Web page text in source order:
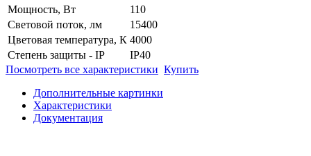
Мощность, Вт
110
Световой поток, лм
15400
Цветовая температура, К 4000
Степень защиты - IP
IP40
Посмотреть все характеристики Купить
Дополнительные картинки
Характеристики
Документация